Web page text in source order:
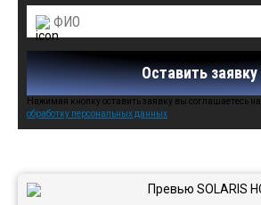
Оставить заявку
Нажимая кнопку оставить заявку вы соглашаетесь на
обработку персональных данных